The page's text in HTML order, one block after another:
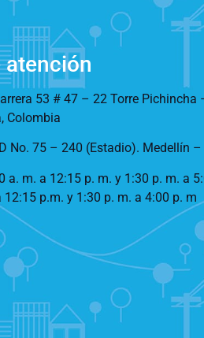
atención
53 # 47 – 22 Torre Pichincha
Colombia
No. 75 – 240 (Estadio). Medellín
a. m. a 12:15 p. m. y 1:30 p. m. a
12:15 p.m. y 1:30 p. m. a 4:00 p. m